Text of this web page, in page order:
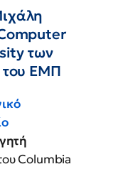
των
του ΕΜΠ
Columbia